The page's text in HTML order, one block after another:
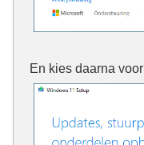
En kies daarna voor